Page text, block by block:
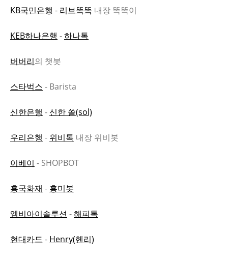
KB국민은행 - 리브똑똑 내장 똑똑이
KEB하나은행 -하나톡
버버리의 챗봇
스타벅스 - Barista
신한은행 - 신한 쏠(sol)
우리은행 - 위비톡 내장 위비봇
이베이 - SHOPBOT
흥국화재 - 흥미봇
엠비아이솔루션 -해피톡
현대카드 - Henry(헨리)